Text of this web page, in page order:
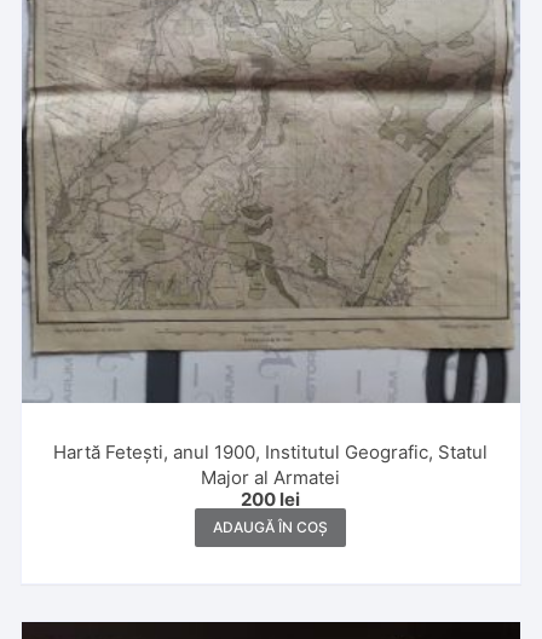
Hartă Fetești, anul 1900, Institutul Geografic, Statul
Major al Armatei
200 lei
ADAUGĂ ÎN COȘ